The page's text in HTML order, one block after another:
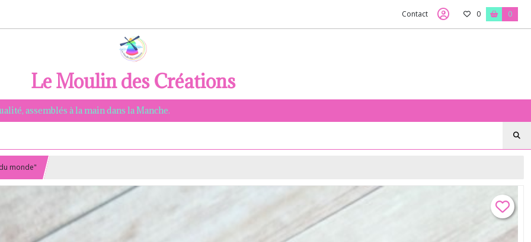
Contact 0 0
Le Moulin des Créations
assemblés à la main dans la Manche.
monde"